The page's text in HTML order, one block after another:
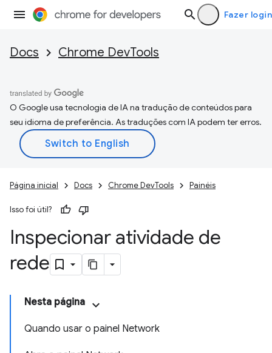
Fazer login
Docs Chrome DevTools
O Google usa tecnologia de IA na tradução de conteúdos para
seu idioma de preferência. As traduções com IA podem ter erros.
Página inicial Docs Chrome DevTools Painéis
Isso foi útil?
Inspecionar atividade de
rede
Nesta página
Quando usar o painel Network